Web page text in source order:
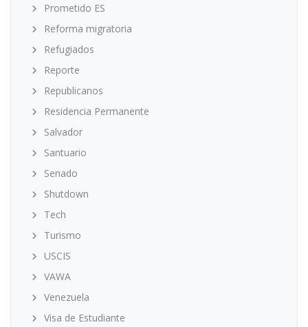
Prometido ES
Reforma migratoria
Refugiados
Reporte
Republicanos
Residencia Permanente
Salvador
Santuario
Senado
Shutdown
Tech
Turismo
USCIS
VAWA
Venezuela
Visa de Estudiante